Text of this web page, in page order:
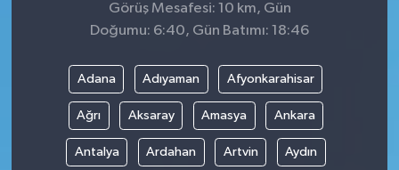
Görüş Mesafesi: 10 km, Gün
Doğumu: 6:40, Gün Batımı: 18:46
Adana Adıyaman Afyonkarahisar
Ağrı Aksaray Amasya Ankara
Antalya Ardahan Artvin Aydın